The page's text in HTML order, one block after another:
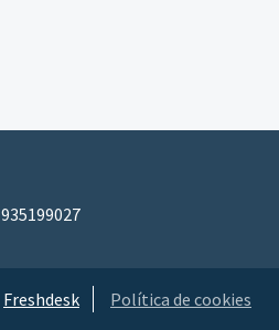
935199027
Freshdesk Política de cookies